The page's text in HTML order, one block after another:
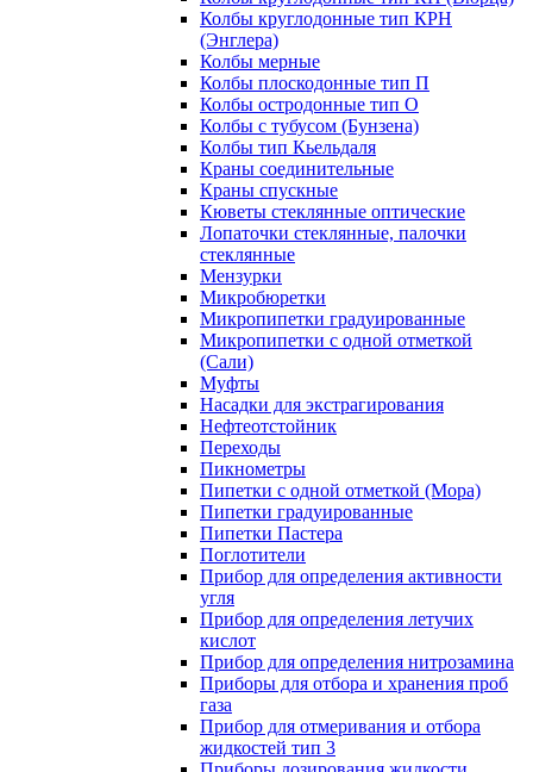
Колбы круглодонные тип КРН
(Энглера)
Колбы мерные
Колбы плоскодонные тип П
Колбы остродонные тип О
Колбы с тубусом (Бунзена)
Колбы тип Кьельдаля
Краны соединительные
Краны спускные
Кюветы стеклянные оптические
Лопаточки стеклянные, палочки
стеклянные
Мензурки
Микробюретки
Микропипетки градуированные
Микропипетки с одной отметкой
(Сали)
Муфты
Насадки для экстрагирования
Нефтеотстойник
Переходы
Пикнометры
Пипетки с одной отметкой (Мора)
Пипетки градуированные
Пипетки Пастера
Поглотители
Прибор для определения активности
угля
Прибор для определения летучих
кислот
Прибор для определения нитрозамина
Приборы для отбора и хранения проб
газа
Прибор для отмеривания и отбора
жидкостей тип 3